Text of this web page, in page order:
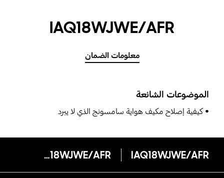
IAQ18WJWE/AFR
معلومات الضمان
الموضوعات الشائعة
كيفية إصلاح مكيف هواية سامسونج الذي لا يبرد
IAQ18WJWE/AFR
IAQ18WJWE/AFR